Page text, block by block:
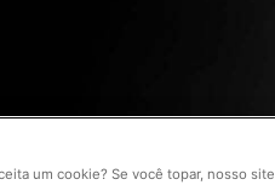
um cookie? Se você topar, nosso